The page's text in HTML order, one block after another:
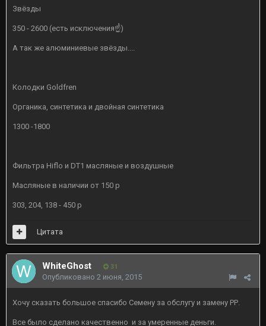
Звёзды
350 - 2600 (есть исключения☝)
А так же алюминиевые звёзды....
Колодки Goldfren
Органика, синтетика и двойная синтетика
1300 -1800
Фильтра Hiflo и DT1 масляные и воздушные
Масляные в наличии от 150 р
303, 204, 138 - 450 р
Цитата
WhiteGhost 31
Опубликовано 2 июня, 2015
Хочу сказать большое спасибо Семену за обслугу и замену РР.
Все было сделано качественно и за умеренные деньги.